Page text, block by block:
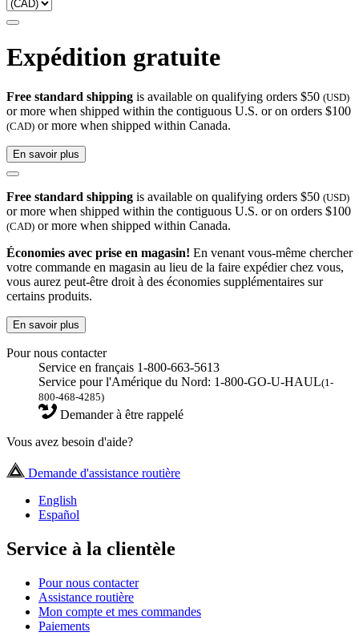
Expédition gratuite
Free standard shipping is available on qualifying orders $50 (USD)
or more when shipped within the contiguous U.S. or on orders $100
(CAD) or more when shipped within Canada.
En savoir plus
Free standard shipping is available on qualifying orders $50 (USD)
or more when shipped within the contiguous U.S. or on orders $100
(CAD) or more when shipped within Canada.
Économies avec prise en magasin! En venant vous-même chercher
votre commande en magasin au lieu de la faire expédier chez vous,
vous aurez peut-être droit à des économies supplémentaires sur
certains produits.
En savoir plus
Pour nous contacter
Service en français 1-800-663-5613
Service pour l'Amérique du Nord: 1-800-GO-U-HAUL(1-
800-468-4285)
Demander à être rappelé
Vous avez besoin d'aide?
Demande d'assistance routière
English
Español
Service à la clientèle
Pour nous contacter
Assistance routière
Mon compte et mes commandes
Paiements